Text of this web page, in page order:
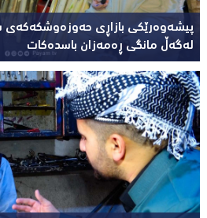
پیشەوەرێکی بازاڕی
لەگەڵ مانگی ڕەمەزان باسدەکات